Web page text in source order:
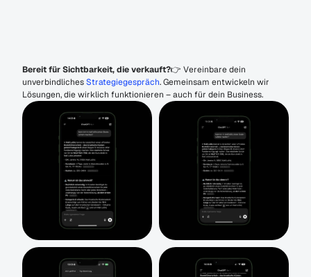
Bereit für Sichtbarkeit, die verkauft?👉 Vereinbare dein
unverbindliches Strategiegespräch. Gemeinsam entwickeln wir
Lösungen, die wirklich funktionieren – auch für dein Business.